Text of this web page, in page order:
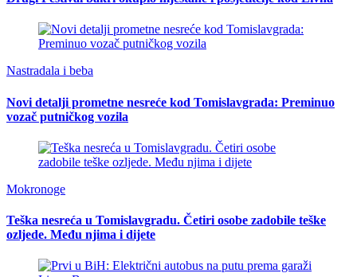
Nastradala i beba
Novi detalji prometne nesreće kod Tomislavgrada: Preminuo
vozač putničkog vozila
Mokronoge
Teška nesreća u Tomislavgradu. Četiri osobe zadobile teške
ozljede. Među njima i dijete